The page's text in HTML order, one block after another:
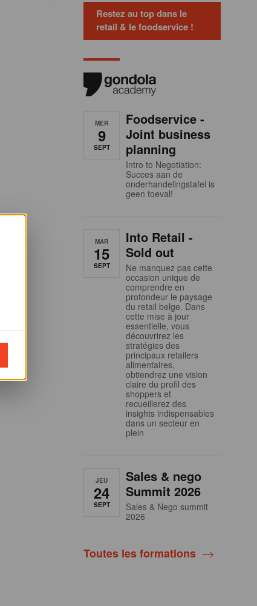
Restez au top dans le
retail & le foodservice !
MER
9
SEPT
Foodservice -
Joint business
planning
Intro to Negotiation:
Succes aan de
onderhandelingstafel is
geen toeval!
MAR
15
SEPT
Into Retail -
Sold out
Ne manquez pas cette
occasion unique de
comprendre en
profondeur le paysage
du retail belge. Dans
cette mise à jour
essentielle, vous
découvrirez les
stratégies des
principaux retailers
alimentaires,
obtiendrez une vision
claire du profil des
shoppers et
recueillerez des
insights indispensables
dans un secteur en
plein
JEU
24
SEPT
Sales & nego
Summit 2026
Sales & Nego summit
2026
Toutes les formations